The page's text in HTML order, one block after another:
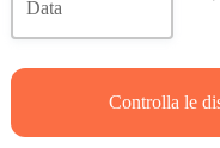
Controlla le